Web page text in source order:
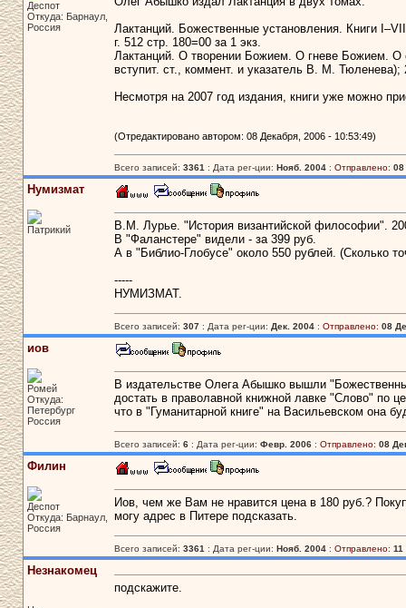
Деспот
Откуда: Барнаул,
Россия
Лактанций. Божественные установления. Книги
г. 512 стр. 180=00 за 1 экз.
Лактанций. О творении Божием. О гневе Божием. О
вступит. ст., коммент. и указатель В. М. Тюленева);
Несмотря на 2007 год издания, книги уже можно
(Отредактировано автором: 08 Декабря, 2006 - 10:53:49)
Всего записей: 3361 : Дата рег-ции: Нояб. 2004: Отправлено: 08
Нумизмат
Патрикий
В.М. Лурье. "История византийской философии".
В "Фаланстере" видели - за 399 руб.
А в "Библио-Глобусе" около 550 рублей. (Сколько
-----
НУМИЗМАТ.
Всего записей: 307: Дата рег-ции: Дек. 2004: Отправлено: 08
иов
Ромей
Откуда:
Петербург
Россия
В издательстве Олега Абышко вышли
достать в праволавной книжной лавке "Слово" по
что в "Гуманитарной книге" на Васильевском она
Всего записей: 6: Дата рег-ции: Февр. 2006: Отправлено: 08
Филин
Деспот
Откуда: Барнаул,
Россия
Иов, чем же Вам не нравится цена в 180 руб.?
могу адрес в Питере подсказать.
Всего записей: 3361 : Дата рег-ции: Нояб. 2004: Отправлено: 11
Незнакомец
подскажите.